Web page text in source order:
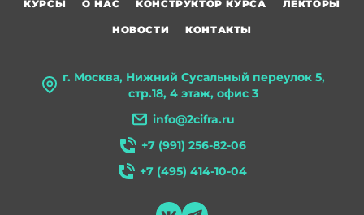
г. Москва, Нижний Сусальный переулок 5,
стр.18, 4 этаж, офис 3
info@2cifra.ru
+7 (991) 256-82-06
+7 (495) 414-10-04
КУРСЫ О НАС КОНСТРУКТОР КУРСА
ЛЕКТОРЫ
НОВОСТИ
КОНТАКТЫ